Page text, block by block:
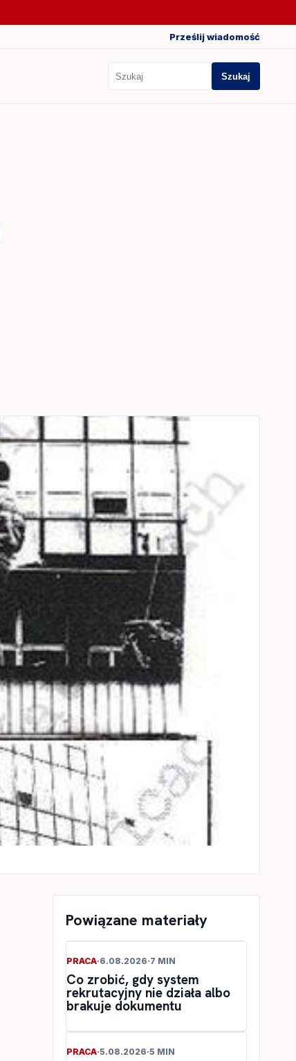
Prześlij wiadomość
Szukaj
Szukaj
Powiązane materiały
PRACA·6.08.2026·7 MIN
Co zrobić, gdy system
rekrutacyjny nie działa albo
brakuje dokumentu
PRACA·5.08.2026·5 MIN